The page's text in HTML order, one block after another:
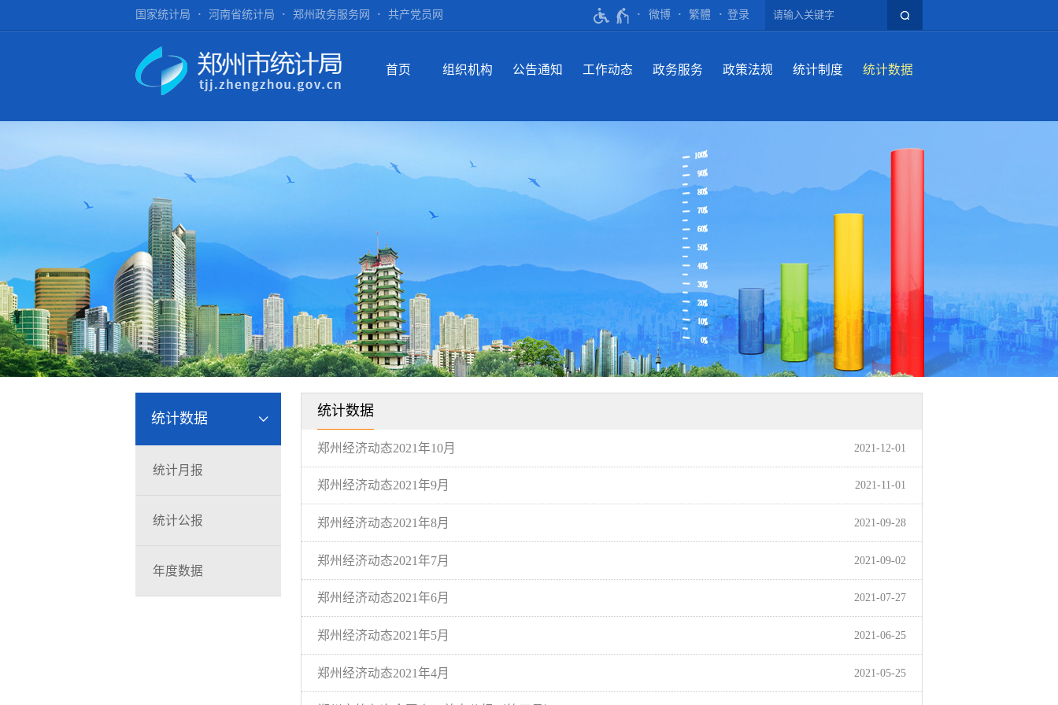
国家统计局 河南省统计局 郑州政务服务网 共产党员网 微博 繁體 登录
首页 组织机构 公告通知 工作动态 政务服务 政策法规 统计制度 统计数据
统计数据
统计月报
统计公报
年度数据
统计数据
郑州经济动态2021年10月 2021-12-01
郑州经济动态2021年9月 2021-11-01
郑州经济动态2021年8月 2021-09-28
郑州经济动态2021年7月 2021-09-02
郑州经济动态2021年6月 2021-07-27
郑州经济动态2021年5月 2021-06-25
郑州经济动态2021年4月 2021-05-25